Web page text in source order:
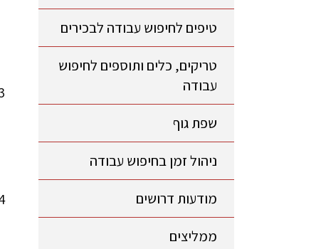
טיפים לחיפוש עבודה לבכירים
טריקים, כלים ותוספים לחיפוש
עבודה
שפת גוף
ניהול זמן בחיפוש עבודה
מודעות דרושים
ממליצים